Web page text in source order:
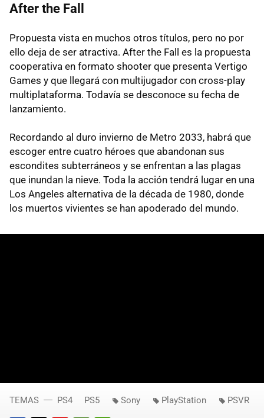
After the Fall
Propuesta vista en muchos otros títulos, pero no por
ello deja de ser atractiva. After the Fall es la propuesta
cooperativa en formato shooter que presenta Vertigo
Games y que llegará con multijugador con cross-play
multiplataforma. Todavía se desconoce su fecha de
lanzamiento.
Recordando al duro invierno de Metro 2033, habrá que
escoger entre cuatro héroes que abandonan sus
escondites subterráneos y se enfrentan a las plagas
que inundan la nieve. Toda la acción tendrá lugar en una
Los Angeles alternativa de la década de 1980, donde
los muertos vivientes se han apoderado del mundo.
TEMAS PS4 PS5 Sony PlayStation PSVR